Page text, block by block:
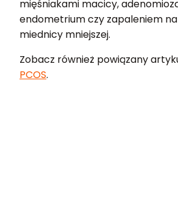
mięśniakami macicy,
endometrium czy zapaleniem
miednicy mniejszej.
Zobacz również powiązany
PCOS.